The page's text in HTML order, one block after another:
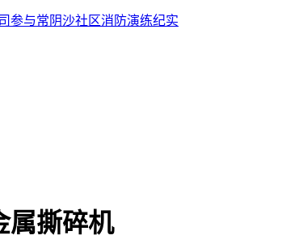
参与常阴沙社区消防演练纪实
属撕碎机